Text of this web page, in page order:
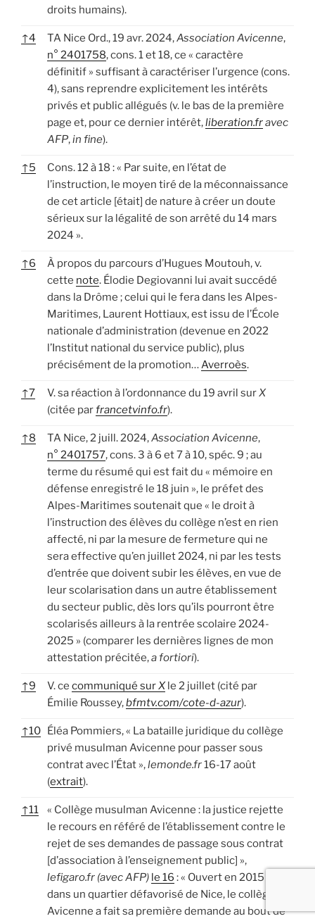
droits humains).
↑4 TA Nice Ord., 19 avr. 2024,Association Avicenne,
n° 2401758, cons. 1 et 18, ce « caractère
définitif » suffisant à caractériser l’urgence (cons.
4), sans reprendre explicitement les intérêts
privés et public allégués (v. le bas de la première
page et, pour ce dernier intérêt,liberation.fravec
AFP,in fine).
↑5
Cons. 12 à 18 : « Par suite, en l’état de
l’instruction, le moyen tiré de la méconnaissance
de cet article [était] de nature à créer un doute
sérieux sur la légalité de son arrêté du 14 mars
2024 ».
↑6
À propos du parcours d’Hugues Moutouh, v.
cette note. Élodie Degiovanni lui avait succédé
dans la Drôme ; celui qui le fera dans les Alpes-
Maritimes, Laurent Hottiaux, est issu de l’École
nationale d’administration (devenue en 2022
l’Institut national du service public), plus
précisément de la promotion…Averroès.
↑7 V. sa réaction à l’ordonnance du 19 avril surX
(citée parfrancetvinfo.fr).
↑8 TA Nice, 2 juill. 2024,Association Avicenne,
n° 2401757, cons. 3 à 6 et 7 à 10, spéc. 9 ; au
terme du résumé qui est fait du « mémoire en
défense enregistré le 18 juin », le préfet des
Alpes-Maritimes soutenait que « le droit à
l’instruction des élèves du collège n’est en rien
affecté, ni par la mesure de fermeture qui ne
sera effective qu’en juillet 2024, ni par les tests
d’entrée que doivent subir les élèves, en vue de
leur scolarisation dans un autre établissement
du secteur public, dès lors qu’ils pourront être
scolarisés ailleurs à la rentrée scolaire 2024-
2025 » (comparer les dernières lignes de mon
attestation précitée,a fortiori).
↑9 V. ce communiqué surX le 2 juillet (cité par
Émilie Roussey,bfmtv.com/cote-d-azur).
↑10 Éléa Pommiers, « La bataille juridique du collège
privé musulman Avicenne pour passer sous
contrat avec l’État »,lemonde.fr16-17 août
(extrait).
↑11
« Collège musulman Avicenne : la justice rejette
le recours en référé de l’établissement contre le
rejet de ses demandes de passage sous contrat
[d’association à l’enseignement public] »,
lefigaro.fr (avec AFP) le 16 : « Ouvert en 2015
dans un quartier défavorisé de Nice, le collège
Avicenne a fait sa première demande au bout de